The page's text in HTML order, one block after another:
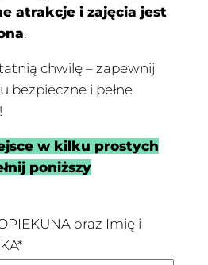
atrakcje i zajęcia jest
.
chwilę – zapewnij
bezpieczne i pełne
w kilku prostych
poniższy
oraz Imię i